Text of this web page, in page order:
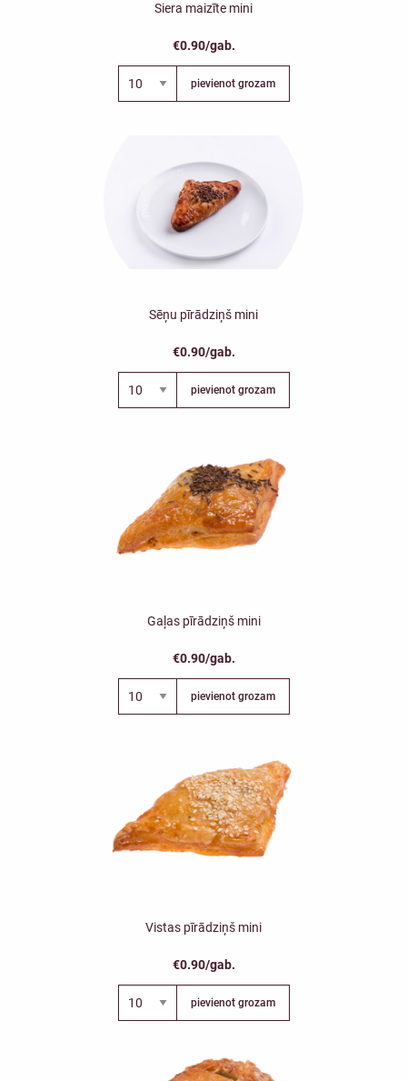
Siera maizīte mini
€0.90/gab.
pievienot grozam
Sēņu pīrādziņš mini
€0.90/gab.
pievienot grozam
Gaļas pīrādziņš mini
€0.90/gab.
pievienot grozam
Vistas pīrādziņš mini
€0.90/gab.
pievienot grozam